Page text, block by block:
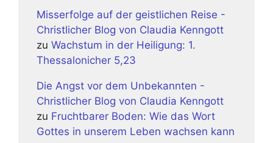
Misserfolge auf der geistlichen Reise -
Christlicher Blog von Claudia Kenngott
zu Wachstum in der Heiligung: 1.
Thessalonicher 5,23
Die Angst vor dem Unbekannten -
Christlicher Blog von Claudia Kenngott
zu Fruchtbarer Boden: Wie das Wort
Gottes in unserem Leben wachsen kann